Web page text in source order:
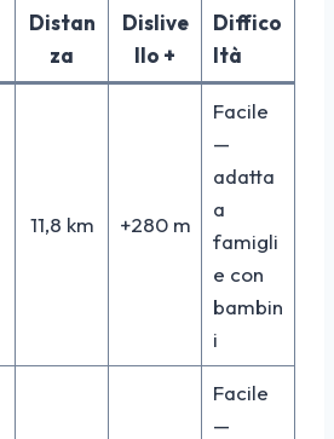
Distan
za
Dislive
llo +
Diffico
ltà
11,8 km +280 m
Facile
—
adatta
a
famigli
e con
bambin
i
Facile
—